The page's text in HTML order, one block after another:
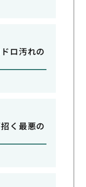
ロ汚れの
く最悪の